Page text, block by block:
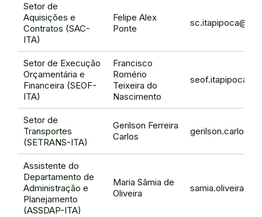
Setor de
Aquisições e
Contratos (SAC-
ITA)
Felipe Alex
Ponte
Setor de Execução
Orçamentária e
Financeira (SEOF-
ITA)
Francisco
Romério
Teixeira do
Nascimento
Setor de
Transportes
(SETRANS-ITA)
Gerilson Ferreira
Carlos
Assistente do
Departamento de
Administração e
Planejamento
(ASSDAP-ITA)
Maria Sâmia de
Oliveira